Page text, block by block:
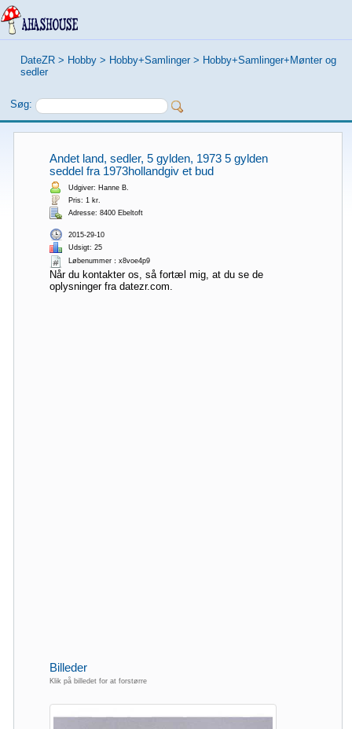
DateZR > Hobby > Hobby+Samlinger > Hobby+Samlinger+Mønter og
sedler
Søg:
Andet land, sedler, 5 gylden, 1973 5 gylden
seddel fra 1973hollandgiv et bud
Udgiver: Hanne B.
Pris: 1 kr.
Adresse: 8400 Ebeltoft
2015-29-10
Udsigt: 25
Løbenummer：x8voe4p9
Når du kontakter os, så fortæl mig, at du se de
oplysninger fra datezr.com.
Billeder
Klik på billedet for at forstørre